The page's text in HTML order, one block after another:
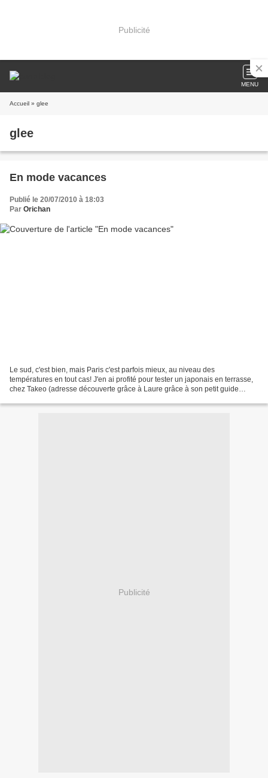
Publicité
MENU
Accueil » glee
glee
En mode vacances
Publié le 20/07/2010 à 18:03
Par Orichan
Le sud, c'est bien, mais Paris c'est parfois mieux, au niveau des
températures en tout cas! J'en ai profité pour tester un japonais en terrasse,
chez Takeo (adresse découverte grâce à Laure grâce à son petit guide
Publicité